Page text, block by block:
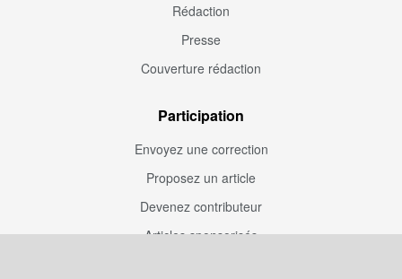
Rédaction
Presse
Couverture rédaction
Participation
Envoyez une correction
Proposez un article
Devenez contributeur
Articles sponsorisés